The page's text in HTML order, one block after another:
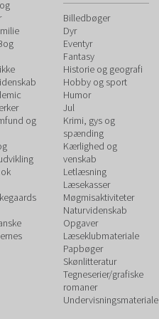
og
Billedbøger
Dyr
Eventyr
Fantasy
Historie og geografi
Hobby og sport
Humor
Jul
Krimi, gys og
spænding
Kærlighed og
venskab
Letlæsning
Læsekasser
Møgmisaktiviteter
Naturvidenskab
Opgaver
Læseklubmateriale
Papbøger
Skønlitteratur
Tegneserier/grafiske
romaner
Undervisningsmateriale